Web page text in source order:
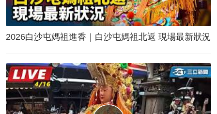
2026白沙屯媽祖進香｜白沙屯媽祖北返 現場最新狀況